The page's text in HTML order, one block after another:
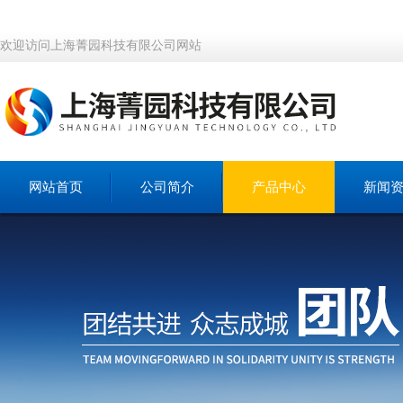
欢迎访问上海菁园科技有限公司网站
网站首页 公司简介 产品中心 新闻